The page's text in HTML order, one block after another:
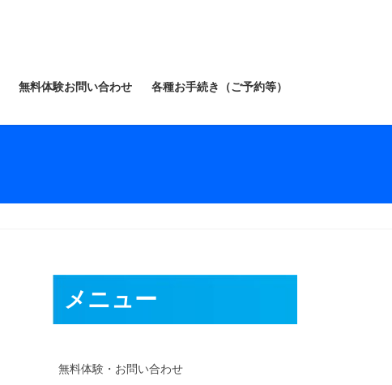
無料体験お問い合わせ 各種お手続き（ご予約等）
メニュー
無料体験・お問い合わせ